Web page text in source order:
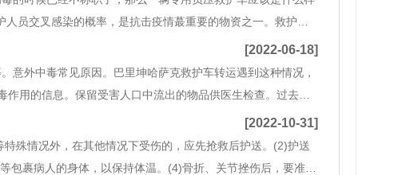
员交叉感染的概率，是抗击疫情蕞重要的物资之一。救护车
肩负重任，加快交付速度，确保负压救护车发往武汉.黄冈等
[2022-06-18]
意外中毒常见原因。巴里坤哈萨克救护车转运遇到这种情况，
用的信息。保留受害人口中流出的物品供医生检查。过去，
用吐根糖浆，美国儿科学会宣称，有些毒素排出喉咙时会造成
[2022-10-31]
殊情况外，在其他情况下受伤的，应先抢救后护送。(2)护送
裹病人的身体，以保持体温。(4)骨折、关节挫伤后，要准备